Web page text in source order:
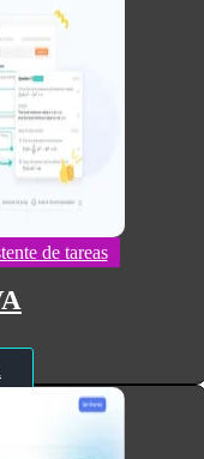
de tareas